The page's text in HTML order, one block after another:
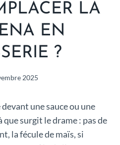
LA
EN
?
2025
une sauce ou une
surgit le drame : pas de
la fécule de maïs, si